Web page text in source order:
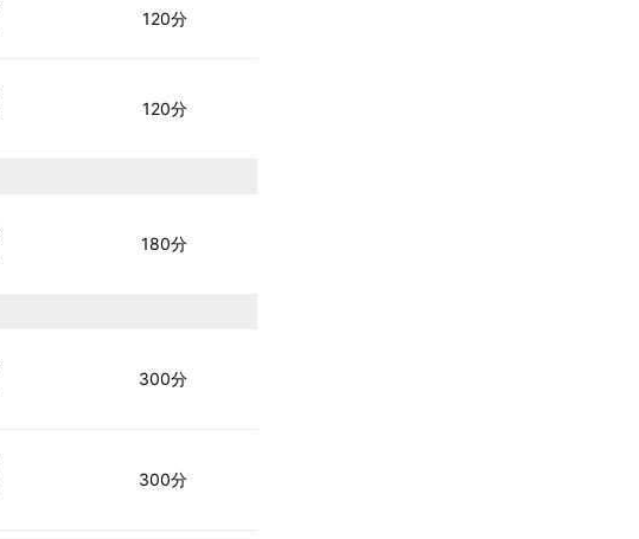
120分
120分
180分
300分
300分